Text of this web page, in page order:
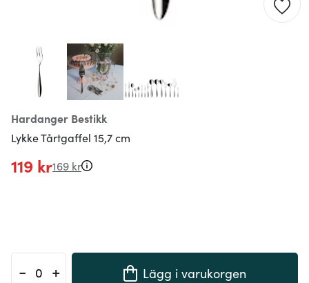
Hardanger Bestikk
Lykke Tårtgaffel 15,7 cm
119 kr169 kr
- + Lägg i varukorgen